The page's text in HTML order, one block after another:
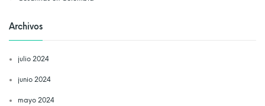
Archivos
julio 2024
junio 2024
mayo 2024